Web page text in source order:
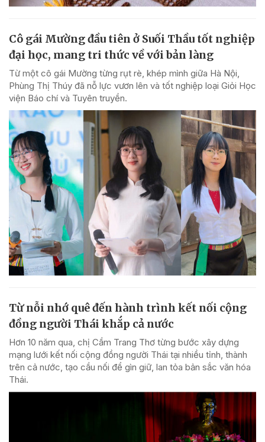
Cô gái Mường đầu tiên ở Suối Thầu tốt nghiệp
đại học, mang tri thức về với bản làng
Từ một cô gái Mường từng rụt rè, khép mình giữa Hà Nội,
Phùng Thị Thúy đã nỗ lực vươn lên và tốt nghiệp loại Giỏi Học
viện Báo chí và Tuyên truyền.
Từ nỗi nhớ quê đến hành trình kết nối cộng
đồng người Thái khắp cả nước
Hơn 10 năm qua, chị Cầm Trang Thơ từng bước xây dựng
mạng lưới kết nối cộng đồng người Thái tại nhiều tỉnh, thành
trên cả nước, tạo cầu nối để gìn giữ, lan tỏa bản sắc văn hóa
Thái.